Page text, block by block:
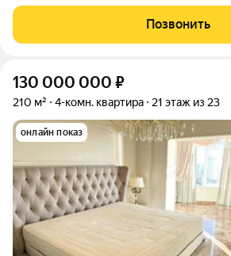
Момент». В работе у нас только те
проверку и могут быть безопасно
Позвонить
130 000 000 ₽
210 м² 4-комн. квартира 21 этаж из 23
онлайн показ